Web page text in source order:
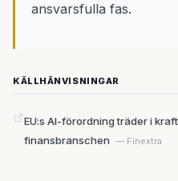
ansvarsfulla fas.
KÄLLHÄNVISNINGAR
EU:s AI-förordning träder i
finansbranschen — Finextra